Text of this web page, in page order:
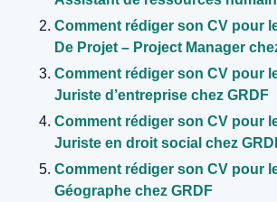
Comment rédiger son CV pour
De Projet – Project Manager
Comment rédiger son CV pour
Juriste d’entreprise chez GRDF
Comment rédiger son CV pour
Juriste en droit social chez
Comment rédiger son CV pour
Géographe chez GRDF